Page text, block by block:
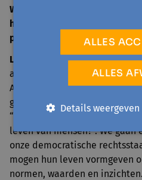
Welke politiek-filosofische
houvast bij het aanpakken
pandemie?
Loobuyck
: “Als politiek
aantal denkkaders waaronder
Amerikaans politiek filosoof
geboren. Een belangrijke
“Wanneer mag een overheid
leven van mensen?”. We
onze democratische
mogen hun leven vormgeven
normen, waarden en
ALLES
ALLES
Details weergeven